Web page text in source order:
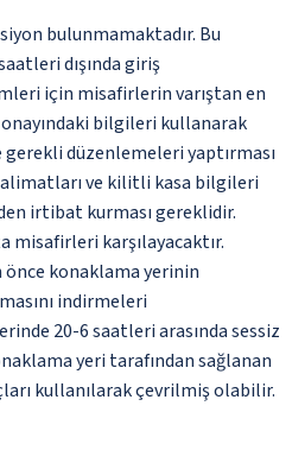
bulunmamaktadır. Bu
dışında giriş
için misafirlerin varıştan en
bilgileri kullanarak
düzenlemeleri yaptırması
ve kilitli kasa bilgileri
irtibat kurması gereklidir.
misafirleri karşılayacaktır.
konaklama yerinin
indirmeleri
20-6 saatleri arasında sessiz
yeri tarafından sağlanan
kullanılarak çevrilmiş olabilir.